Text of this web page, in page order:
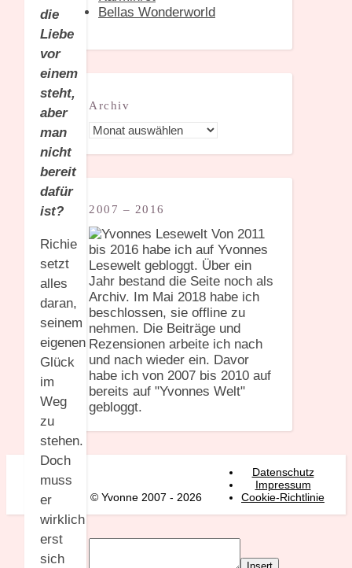
die
Liebe
vor
einem
steht,
aber
man
nicht
bereit
dafür
ist?
Richie
setzt
alles
daran,
seinem
eigenen
Glück
im
Weg
zu
stehen.
Doch
muss
er
wirklich
erst
sich
Bellas Wonderworld
Archiv
Archiv
2007 – 2016
Von 2011
bis 2016 habe ich auf Yvonnes
Lesewelt gebloggt. Über ein
Jahr bestand die Seite noch als
Archiv. Im Mai 2018 habe ich
beschlossen, sie offline zu
nehmen. Die Beiträge und
Rezensionen arbeite ich nach
und nach wieder ein. Davor
habe ich von 2007 bis 2010 auf
bereits auf "Yvonnes Welt"
gebloggt.
© Yvonne 2007 - 2026
Datenschutz
Impressum
Cookie-Richtlinie